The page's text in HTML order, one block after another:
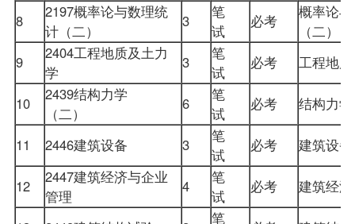
8
2197概率论与数理统
计（二）
3
笔
试
必考
概率论
（二）
9
2404工程地质及土力
学
3
笔
试
必考 工程地
10 2439结构力学
（二）
6
笔
试
必考 结构力
11 2446建筑设备 3
笔
试
必考 建筑设
12 2447建筑经济与企业
管理
4
笔
试
必考 建筑经
笔